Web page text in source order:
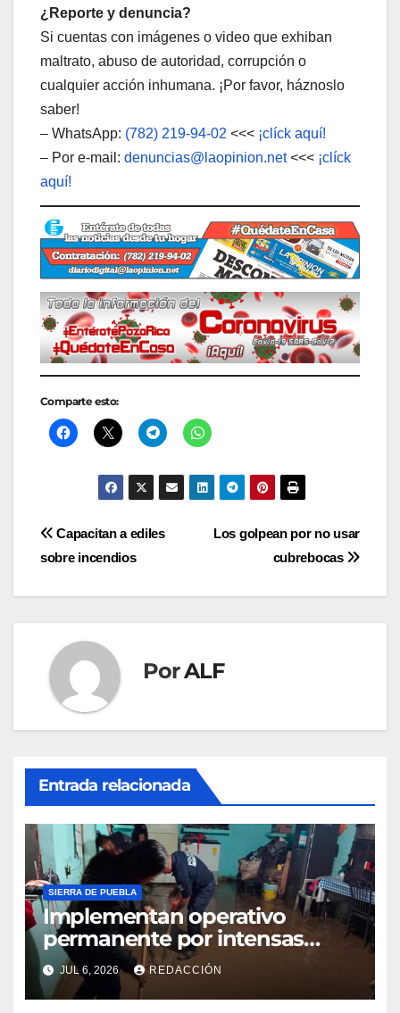
¿Reporte y denuncia?
Si cuentas con imágenes o video que exhiban
maltrato, abuso de autoridad, corrupción o
cualquier acción inhumana. ¡Por favor, háznoslo
saber!
– WhatsApp: (782) 219-94-02 <<< ¡clíck aquí!
– Por e-mail: denuncias@laopinion.net<<< ¡clíck
aquí!
Comparte esto:
Navegación
Los golpean por no usar
cubrebocas
Capacitan a ediles
sobre incendios
PorALF
Entrada relacionada
SIERRA DE PUEBLA
Implementan operativo
permanente por intensas
lluvias en la Sierra Norte de
Puebla
JUL 6, 2026 REDACCIÓN